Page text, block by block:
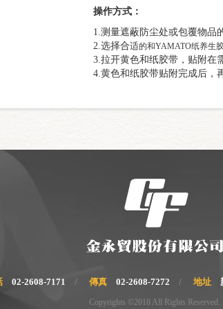
操作方式：
1.测量遮蔽防尘处或包覆物品
2.选择合适的和YAMATO纸养生
3.拉开黄色和纸胶带，贴附在
4.黄色和纸胶带贴附完成后，
02-2608-7171 傳真 02-2608-7272 地址
Copyrights ©2018 All Rights Reserved.